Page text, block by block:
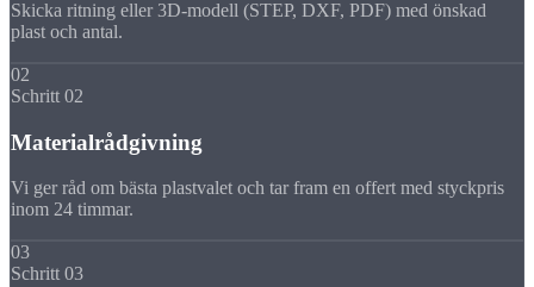
Skicka ritning eller 3D-modell (STEP, DXF, PDF) med önskad
plast och antal.
02
Schritt 02
Materialrådgivning
Vi ger råd om bästa plastvalet och tar fram en offert med styckpris
inom 24 timmar.
03
Schritt 03